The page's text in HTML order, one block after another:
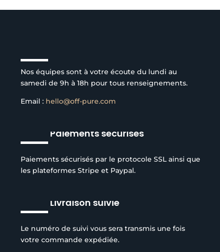
Nos équipes sont à votre écoute du lundi au
samedi de 9h à 18h pour tous renseignements.
Email : hello@off-pure.com
Paiements sécurisés
Paiements sécurisés par le protocole SSL ainsi que
les plateformes Stripe et Paypal.
Livraison suivie
Le numéro de suivi vous sera transmis une fois
votre commande expédiée.